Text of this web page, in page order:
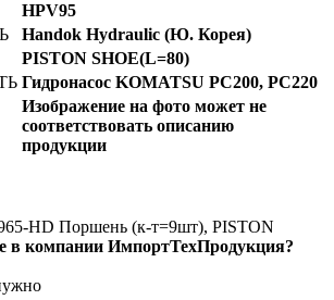
HPV95
Handok Hydraulic (Ю. Корея)
PISTON SHOE(L=80)
Гидронасос KOMATSU PC200, PC220
Изображение на фото может не
соответствовать описанию
продукции
HD Поршень (к-т=9шт), PISTON
в компании ИмпортТехПродукция?